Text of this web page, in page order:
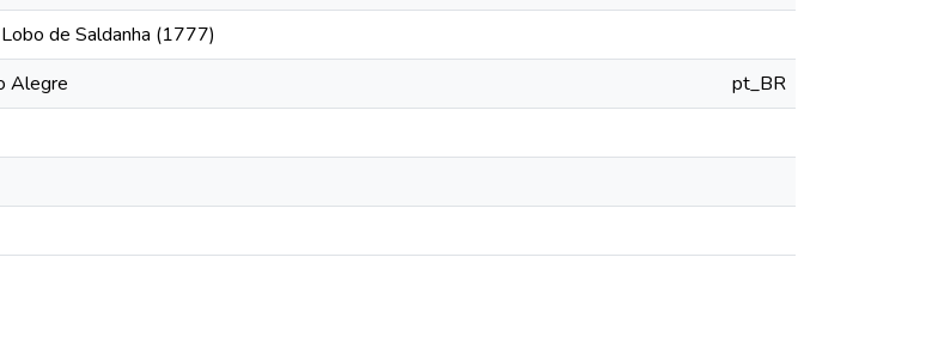
de Saldanha (1777)
Alegre
pt_BR